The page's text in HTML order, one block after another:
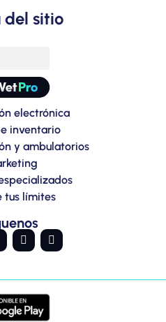
del sitio
electrónica
inventario
y ambulatorios
tus límites